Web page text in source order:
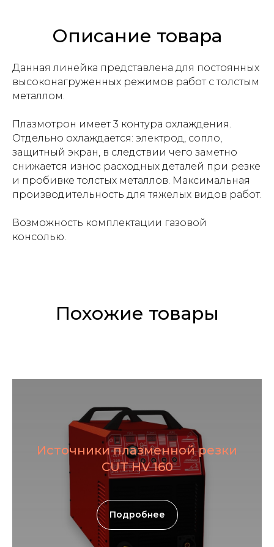
Описание товара
Данная линейка представлена для постоянных
высоконагруженных режимов работ с толстым
металлом.
Плазмотрон имеет 3 контура охлаждения.
Отдельно охлаждается: электрод, сопло,
защитный экран, в следствии чего заметно
снижается износ расходных деталей при резке
и пробивке толстых металлов. Максимальная
производительность для тяжелых видов работ.
Возможность комплектации газовой
консолью.
Похожие товары
Источники плазменной резки
CUT HV 160
Подробнее